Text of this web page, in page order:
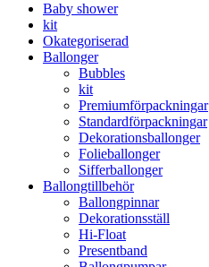
Baby shower
kit
Okategoriserad
Ballonger
Bubbles
kit
Premium­förpackningar
Standard­­förpackningar
Dekorations­ballonger
Folie­­­ballonger
Siffer­­ballonger
Ballong­tillbehör
Ballongpinnar
Dekorationsställ
Hi-Float
Presentband